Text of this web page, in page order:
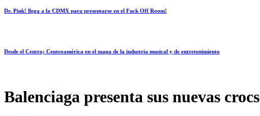
Dr. Pink! llega a la CDMX para presentarse en el Fuck Off Room!
Desde el Centro; Centroamérica en el mapa de la industria musical y de entretenimiento
Balenciaga presenta sus nuevas crocs